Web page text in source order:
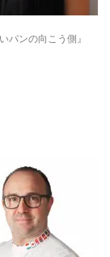
ンの向こう側』